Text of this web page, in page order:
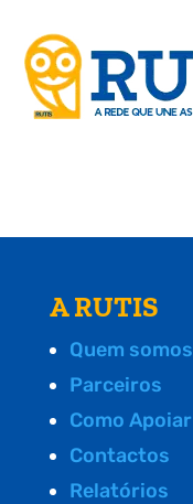
A RUTIS
Quem somos
Parceiros
Como Apoiar
Contactos
Relatórios